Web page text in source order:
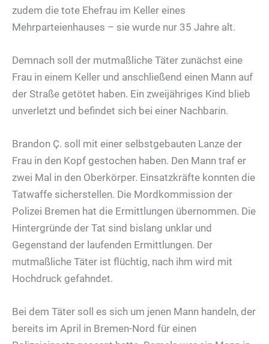
zudem die tote Ehefrau im Keller eines
Mehrparteienhauses – sie wurde nur 35 Jahre alt.
Demnach soll der mutmaßliche Täter zunächst eine
Frau in einem Keller und anschließend einen Mann auf
der Straße getötet haben. Ein zweijähriges Kind blieb
unverletzt und befindet sich bei einer Nachbarin.
Brandon Ç. soll mit einer selbstgebauten Lanze der
Frau in den Kopf gestochen haben. Den Mann traf er
zwei Mal in den Oberkörper. Einsatzkräfte konnten die
Tatwaffe sicherstellen. Die Mordkommission der
Polizei Bremen hat die Ermittlungen übernommen. Die
Hintergründe der Tat sind bislang unklar und
Gegenstand der laufenden Ermittlungen. Der
mutmaßliche Täter ist flüchtig, nach ihm wird mit
Hochdruck gefahndet.
Bei dem Täter soll es sich um jenen Mann handeln, der
bereits im April in Bremen-Nord für einen